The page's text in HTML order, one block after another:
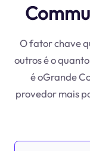
O fator chave
outros é o
é oGrande
provedor mais